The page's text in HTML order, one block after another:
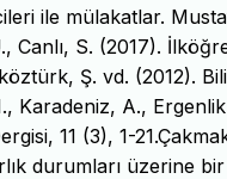
ile mülakatlar.
Canlı, S. (2017).
Ş. vd. (2012).
Karadeniz, A.,
11 (3), 1-
durumları